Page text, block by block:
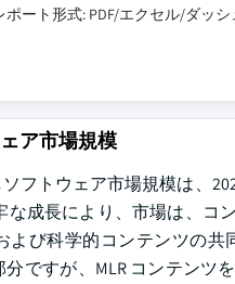
ポート形式: PDF/エクセル/ダッ
ア市場規模
トウェア市場規模は、
成長により、市場は、
び科学的コンテンツの
ですが、MLR コンテン